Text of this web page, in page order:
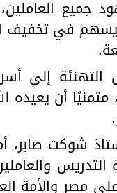
جميع
في تخفيف
التهنئة إلى
أن يعيده
شوكت صابر،
التدريس
مصر والأمة